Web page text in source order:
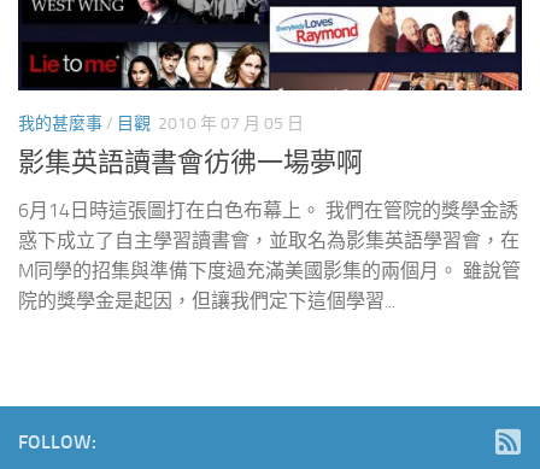
我的甚麼事/ 目觀 2010 年 07 月 05 日
影集英語讀書會彷彿一場夢啊
6月14日時這張圖打在白色布幕上。 我們在管院的獎學金誘
惑下成立了自主學習讀書會，並取名為影集英語學習會，在
M同學的招集與準備下度過充滿美國影集的兩個月。 雖說管
院的獎學金是起因，但讓我們定下這個學習...
FOLLOW: